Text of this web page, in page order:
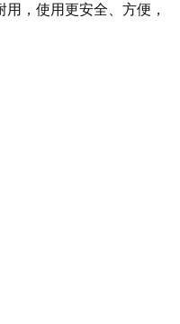
，使用更安全、方便，